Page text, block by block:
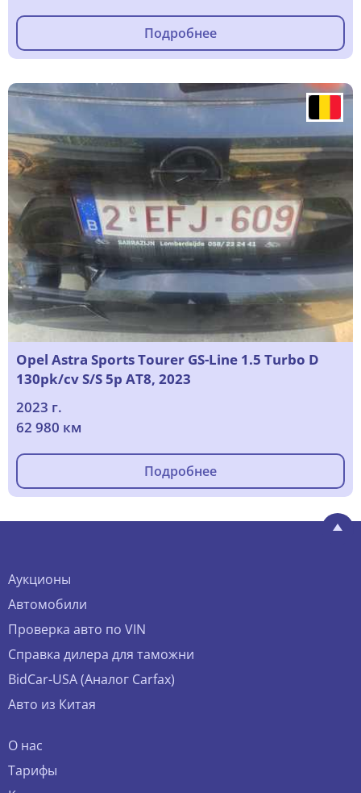
Подробнее
Opel Astra Sports Tourer GS-Line 1.5 Turbo D
130pk/cv S/S 5p AT8, 2023
2023 г.
62 980 км
Подробнее
Аукционы
Автомобили
Проверка авто по VIN
Справка дилера для таможни
BidCar-USA (Аналог Carfax)
Авто из Китая
О нас
Тарифы